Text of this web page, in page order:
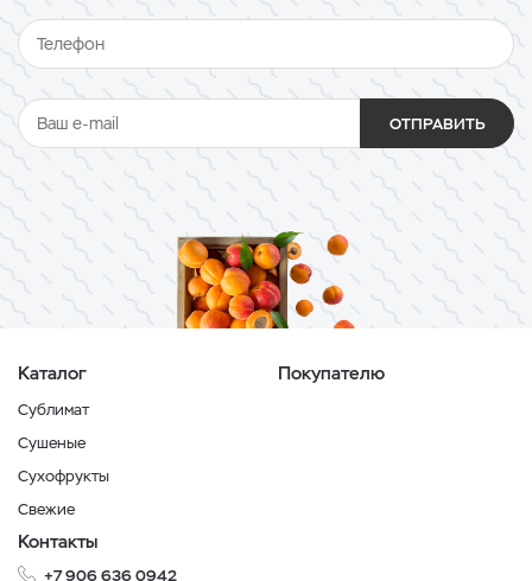
ОТПРАВИТЬ
Каталог
Сублимат
Сушеные
Сухофрукты
Свежие
Покупателю
Контакты
+7 906 636 0942